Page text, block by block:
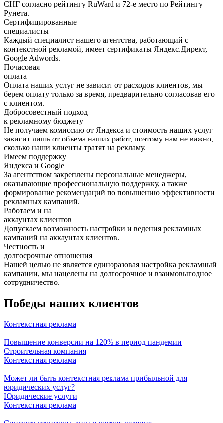
СНГ согласно рейтингу RuWard и 72-е место по Рейтингу
Рунета.
Сертифицированные
специалисты
Каждый специалист нашего агентства, работающий с
контекстной рекламой, имеет сертификаты Яндекс.Директ,
Google Adwords.
Почасовая
оплата
Оплата наших услуг не зависит от расходов клиентов, мы
берем оплату только за время, предварительно согласовав его
с клиентом.
Добросовестный подход
к рекламному бюджету
Не получаем комиссию от Яндекса и стоимость наших услуг
зависит лишь от объема наших работ, поэтому нам не важно,
сколько наши клиенты тратят на рекламу.
Имеем поддержку
Яндекса и Google
За агентством закреплены персональные менеджеры,
оказывающие профессиональную поддержку, а также
формирование рекомендаций по повышению эффективности
рекламных кампаний.
Работаем и на
аккаунтах клиентов
Допускаем возможность настройки и ведения рекламных
кампаний на аккаунтах клиентов.
Честность и
долгосрочные отношения
Нашей целью не является единоразовая настройка рекламный
кампании, мы нацелены на долгосрочное и взаимовыгодное
сотрудничество.
Победы наших клиентов
Контекстная реклама
Повышение конверсии на 120% в период пандемии
Строительная компания
Контекстная реклама
Может ли быть контекстная реклама прибыльной для
юридических услуг?
Юридические услуги
Контекстная реклама